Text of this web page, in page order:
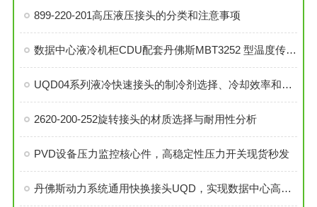
899-220-201高压液压接头的分类和注意事项
数据中心液冷机柜CDU配套丹佛斯MBT3252 型温度传感器
UQD04系列液冷快速接头的制冷剂选择、冷却效率和可靠性分析
2620-200-252旋转接头的材质选择与耐用性分析
PVD设备压力监控核心件，高稳定性压力开关现货秒发
丹佛斯动力系统通用快换接头UQD，实现数据中心高效液冷